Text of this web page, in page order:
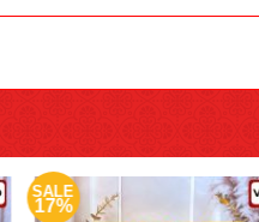
SALE
17%